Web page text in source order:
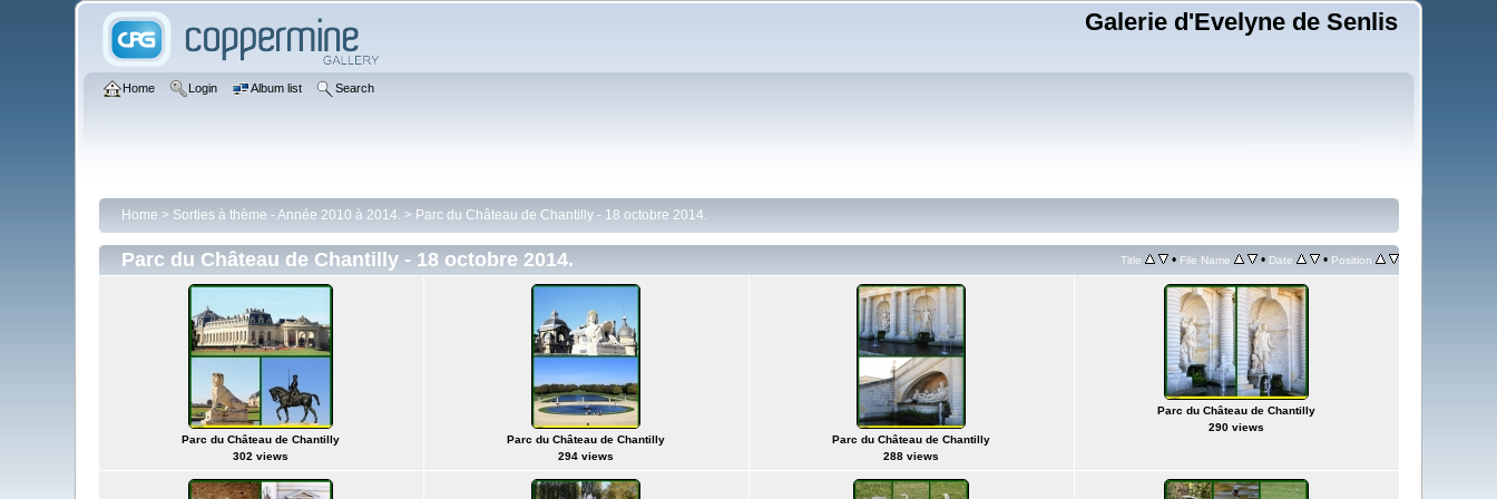
Galerie d'Evelyne de Senlis
Home Login Album list Search
Home > Sorties à thème - Année 2010 à 2014. > Parc du Château de Chantilly - 18 octobre 2014.
Parc du Château de Chantilly - 18 octobre 2014. Title • File Name • Date • Position
Parc du Château de Chantilly
302 views
Parc du Château de Chantilly
294 views
Parc du Château de Chantilly
288 views
Parc du Château de Chantilly
290 views